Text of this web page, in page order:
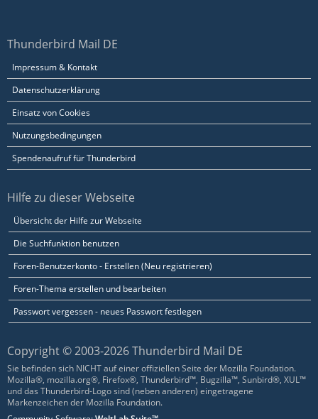
Thunderbird Mail DE
Impressum & Kontakt
Datenschutzerklärung
Einsatz von Cookies
Nutzungsbedingungen
Spendenaufruf für Thunderbird
Hilfe zu dieser Webseite
Übersicht der Hilfe zur Webseite
Die Suchfunktion benutzen
Foren-Benutzerkonto - Erstellen (Neu registrieren)
Foren-Thema erstellen und bearbeiten
Passwort vergessen - neues Passwort festlegen
Copyright © 2003-2026 Thunderbird Mail DE
Sie befinden sich NICHT auf einer offiziellen Seite der Mozilla Foundation.
Mozilla®, mozilla.org®, Firefox®, Thunderbird™, Bugzilla™, Sunbird®, XUL™
und das Thunderbird-Logo sind (neben anderen) eingetragene
Markenzeichen der Mozilla Foundation.